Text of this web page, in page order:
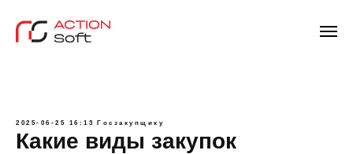
2025-06-25 16:13 Госзакупщику
Какие виды закупок